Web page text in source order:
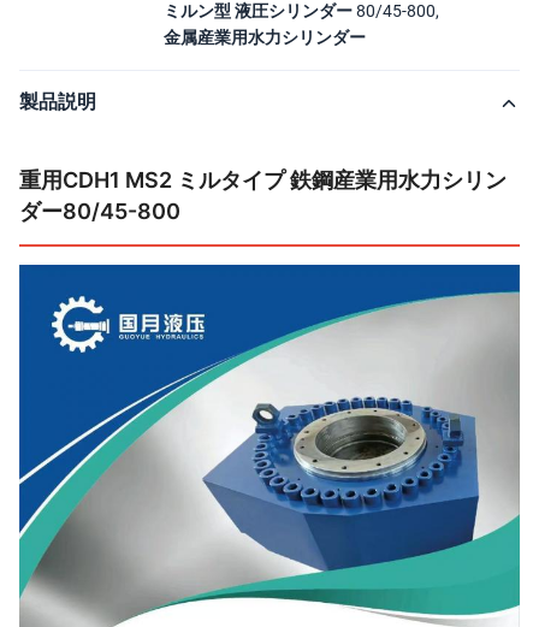
ミルン型 液圧シリンダー 80/45-800,
金属産業用水力シリンダー
製品説明
重用CDH1 MS2 ミルタイプ 鉄鋼産業用水力シリン
ダー80/45-800